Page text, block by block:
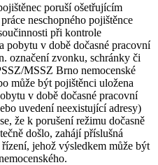
poruší ošetřujícím
neschopného pojištěnce
při kontrole
pobytu v době dočasné pracovní
označení zvonku, schránky či
MSSZ Brno nemocenské
může být pojištěnci uložena
v době dočasné pracovní
uvedení neexistující adresy)
že k porušení režimu dočasně
došlo, zahájí příslušná
jehož výsledkem může být